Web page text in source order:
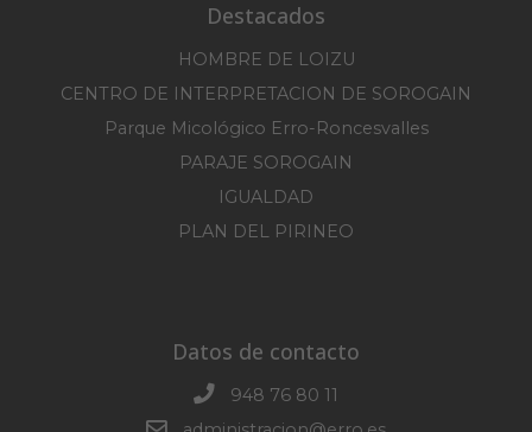
Destacados
HOMBRE DE LOIZU
CENTRO DE INTERPRETACION DE SOROGAIN
Parque Micológico Erro-Roncesvalles
PARAJE SOROGAIN
IGUALDAD
PLAN DEL PIRINEO
Datos de contacto
948 76 80 11